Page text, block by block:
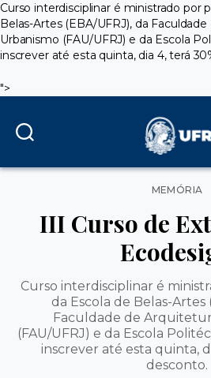
Curso interdisciplinar é ministrado por
Belas-Artes (EBA/UFRJ), da
Urbanismo (FAU/UFRJ) e da Escola
inscrever até esta quinta, dia 4, terá
">
MEMÓRIA
III Curso de
Curso interdisciplinar é
da Escola de Belas-Artes
Faculdade de
(FAU/UFRJ) e da Escola
inscrever até esta quinta,
desconto.